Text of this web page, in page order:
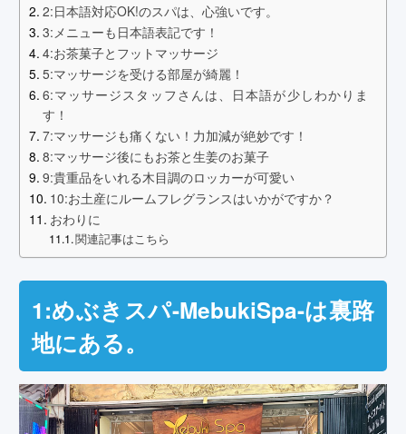
2:日本語対応OK!のスパは、心強いです。
3:メニューも日本語表記です！
4:お茶菓子とフットマッサージ
5:マッサージを受ける部屋が綺麗！
6:マッサージスタッフさんは、日本語が少しわかりま
す！
7:マッサージも痛くない！力加減が絶妙です！
8:マッサージ後にもお茶と生姜のお菓子
9:貴重品をいれる木目調のロッカーが可愛い
10:お土産にルームフレグランスはいかがですか？
おわりに
関連記事はこちら
1:めぶきスパ-MebukiSpa-は裏路
地にある。